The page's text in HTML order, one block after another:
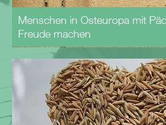
Menschen in Osteuropa mit
Freude machen